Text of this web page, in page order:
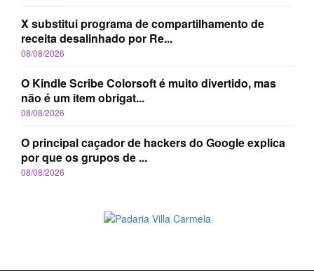
X substitui programa de compartilhamento de
receita desalinhado por Re...
08/08/2026
O Kindle Scribe Colorsoft é muito divertido, mas
não é um item obrigat...
08/08/2026
O principal caçador de hackers do Google explica
por que os grupos de ...
08/08/2026